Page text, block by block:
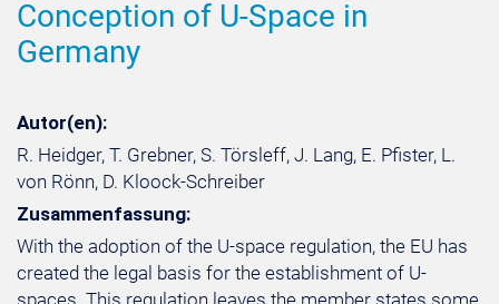
Conception of U-Space in
Germany
Autor(en):
R. Heidger, T. Grebner, S. Törsleff, J. Lang, E. Pfister, L.
von Rönn, D. Kloock-Schreiber
Zusammenfassung:
With the adoption of the U-space regulation, the EU has
created the legal basis for the establishment of U-
spaces. This regulation leaves the member states some